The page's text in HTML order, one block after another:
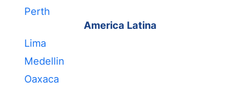
Perth
America Latina
Lima
Medellin
Oaxaca